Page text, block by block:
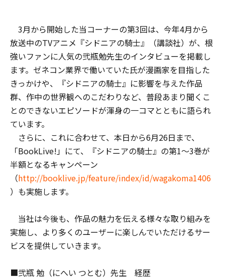
3月から開始した当コーナーの第3回は、今年4月から
放送中のTVアニメ『シドニアの騎士』（講談社）が、根
強いファンに人気の弐瓶勉先生のインタビューを掲載し
ます。ゼネコン業界で働いていた氏が漫画家を目指した
きっかけや、『シドニアの騎士』に影響を与えた作品
群、作中の世界観へのこだわりなど、普段あまり聞くこ
とのできないエピソードが渾身の一コマとともに語られ
ています。
さらに、これに合わせて、本日から6月26日まで、
「BookLive!」にて、『シドニアの騎士』の第1～3巻が
半額となるキャンペーン
（http://booklive.jp/feature/index/id/wagakoma1406
）も実施します。
当社は今後も、作品の魅力を伝える様々な取り組みを
実施し、より多くのユーザーに楽しんでいただけるサー
ビスを提供していきます。
■弐瓶 勉（にへい つとむ）先生 経歴